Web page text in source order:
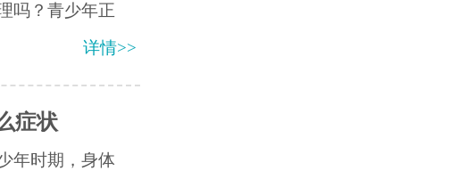
吗？青少年正
详情>>
症状
年时期，身体